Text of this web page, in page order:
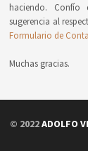
haciendo. Confío
sugerencia al
Formulario de
Muchas gracias.
© 2022ADOLFO